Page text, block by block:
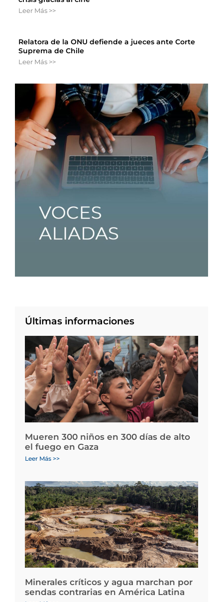
Leer Más >>
Relatora de la ONU defiende a jueces ante Corte
Suprema de Chile
Leer Más >>
Últimas informaciones
Mueren 300 niños en 300 días de alto
el fuego en Gaza
Leer Más >>
Minerales críticos y agua marchan por
sendas contrarias en América Latina